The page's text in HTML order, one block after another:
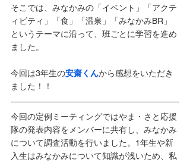
そこでは、みなかみの「イベント」「アクテ
ィビティ」「食」「温泉」「みなかみBR」
というテーマに沿って、班ごとに学習を進め
ました。
今回は3年生の安齋くんから感想をいただき
ました！！
今回の定例ミーティングではやま・さと応援
隊の発表内容をメンバーに共有し、みなかみ
について調査活動を行いました。1年生や新
入生はみなかみについて知識が浅いため、私